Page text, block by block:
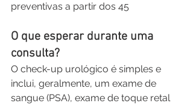
preventivas a partir dos 45
O que esperar durante uma
consulta?
O check-up urológico é simples e
inclui, geralmente, um exame de
sangue (PSA), exame de toque retal